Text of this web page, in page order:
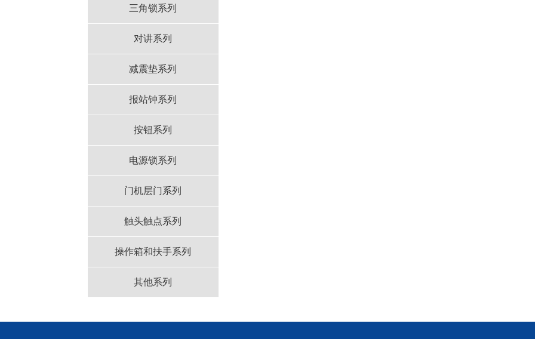
三角锁系列
对讲系列
减震垫系列
报站钟系列
按钮系列
电源锁系列
门机层门系列
触头触点系列
操作箱和扶手系列
其他系列